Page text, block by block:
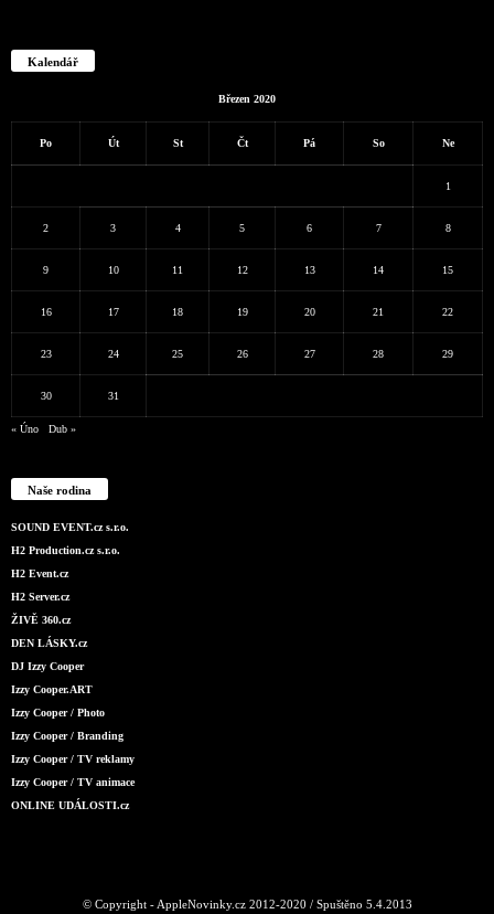
Kalendář
Březen 2020
Po Út St Čt Pá So Ne
1
2 3 4 5 6 7 8
9 10 11 12 13 14 15
16 17 18 19 20 21 22
23 24 25 26 27 28 29
30 31
« Úno Dub »
Naše rodina
SOUND EVENT.cz s.r.o.
H2 Production.cz s.r.o.
H2 Event.cz
H2 Server.cz
ŽIVĚ 360.cz
DEN LÁSKY.cz
DJ Izzy Cooper
Izzy Cooper.ART
Izzy Cooper / Photo
Izzy Cooper / Branding
Izzy Cooper / TV reklamy
Izzy Cooper / TV animace
ONLINE UDÁLOSTI.cz
© Copyright - AppleNovinky.cz 2012-2020 / Spuštěno 5.4.2013